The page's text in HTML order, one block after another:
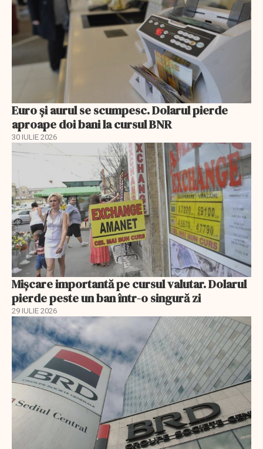
Euro și aurul se scumpesc. Dolarul pierde
aproape doi bani la cursul BNR
30 IULIE 2026
Mișcare importantă pe cursul valutar. Dolarul
pierde peste un ban într-o singură zi
29 IULIE 2026